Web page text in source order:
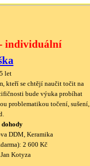
individuální
let
kteří se chtějí naučit točit na
bude výuka probíhat
problematikou točení, sušení,
DDM, Keramika
2 600 Kč
Kotyza